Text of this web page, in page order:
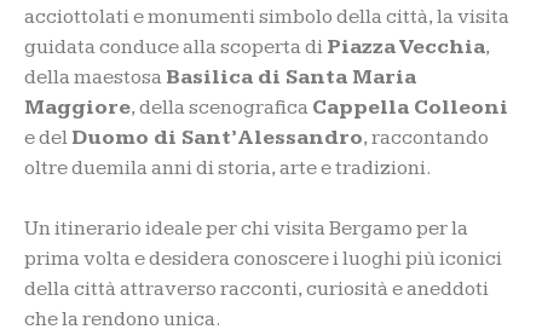
acciottolati e monumenti simbolo della città, la visita
guidata conduce alla scoperta di Piazza Vecchia,
della maestosa Basilica di Santa Maria
Maggiore, della scenografica Cappella Colleoni
e del Duomo di Sant’Alessandro, raccontando
oltre duemila anni di storia, arte e tradizioni.
Un itinerario ideale per chi visita Bergamo per la
prima volta e desidera conoscere i luoghi più iconici
della città attraverso racconti, curiosità e aneddoti
che la rendono unica.